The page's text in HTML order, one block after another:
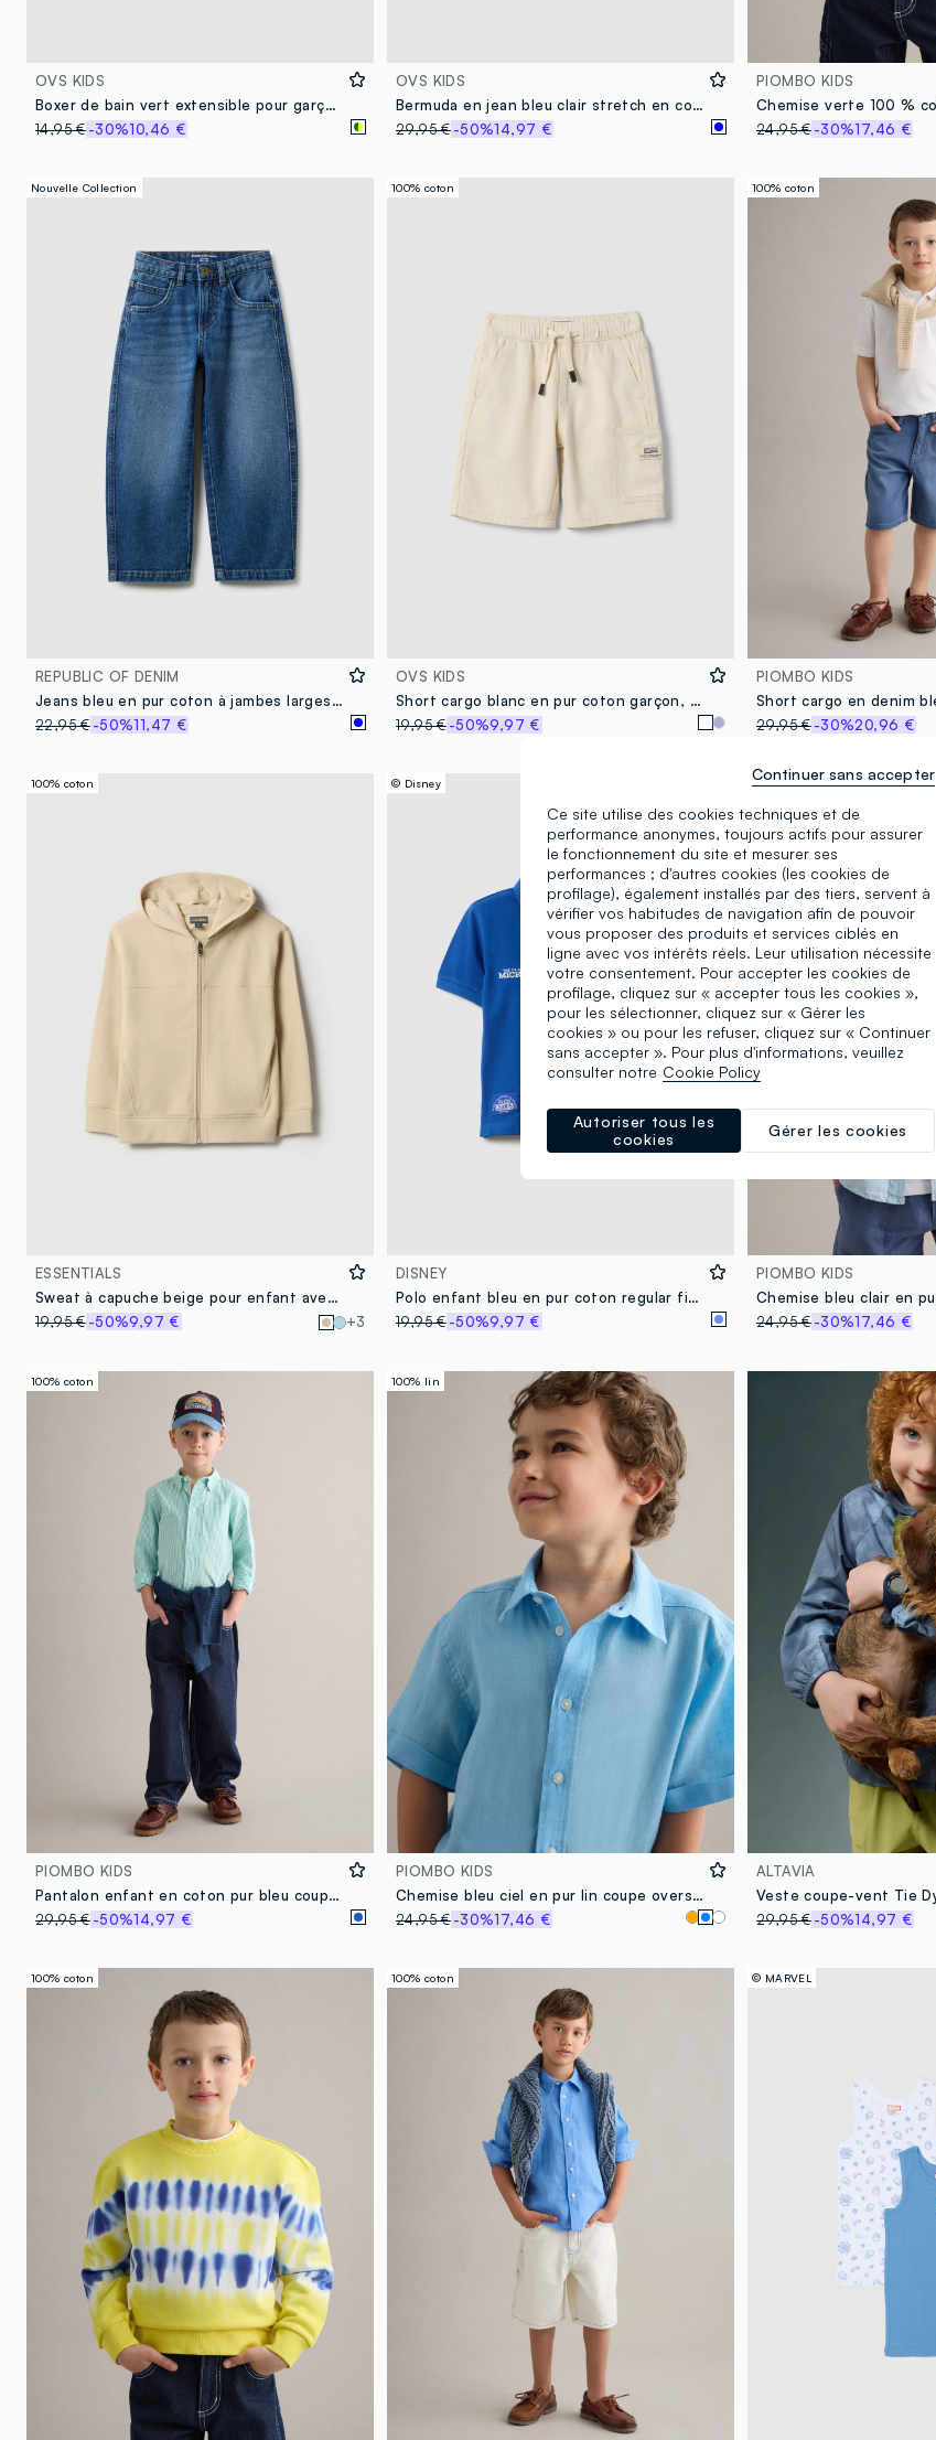
OVS KIDS
Boxer de bain vert extensible pour garçon
14,95 €-30%10,46 €
OVS KIDS
Bermuda en jean bleu clair stretch en coton et viscose
29,95 €-50%14,97 €
PIOMBO KIDS
24,95 €-30%17,46 €
Nouvelle Collection
REPUBLIC OF DENIM
Jeans bleu en pur coton à jambes larges pour enfant
22,95 €-50%11,47 €
100% coton
OVS KIDS
Short cargo blanc en pur coton garçon, coupe regular, avec cordon de serrage
19,95 €-50%9,97 €
100% coton
PIOMBO KIDS
29,95 €-30%20,96 €
100% coton
ESSENTIALS
Sweat à capuche beige pour enfant avec zip en coton pur coupe regular
19,95 €-50%9,97 € +3
© Disney
DISNEY
Polo enfant bleu en pur coton regular fit avec impression Disney
19,95 €-50%9,97 €
100% coton
PIOMBO KIDS
24,95 €-30%17,46 €
100% coton
PIOMBO KIDS
Pantalon enfant en coton pur bleu coupe regular avec coutures apparentes
29,95 €-50%14,97 €
100% lin
PIOMBO KIDS
Chemise bleu ciel en pur lin coupe oversize pour garçon
24,95 €-30%17,46 €
ALTAVIA
29,95 €-50%14,97 €
100% coton 100% coton © MARVEL
Ce site utilise des cookies techniques et de
performance anonymes, toujours actifs pour assurer
le fonctionnement du site et mesurer ses
performances ; d'autres cookies (les cookies de
profilage), également installés par des tiers, servent à
vérifier vos habitudes de navigation afin de pouvoir
vous proposer des produits et services ciblés en
ligne avec vos intérêts réels. Leur utilisation nécessite
votre consentement. Pour accepter les cookies de
profilage, cliquez sur « accepter tous les cookies »,
pour les sélectionner, cliquez sur « Gérer les
cookies » ou pour les refuser, cliquez sur « Continuer
sans accepter ». Pour plus d'informations, veuillez
consulter notre Cookie Policy
Gérer les cookies
Autoriser tous les
cookies
Continuer sans accepter